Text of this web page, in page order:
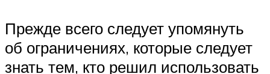
Прежде всего следует упомянуть
об ограничениях, которые следует
знать тем, кто решил использовать